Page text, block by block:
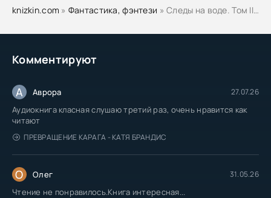
Комментируют
А Аврора 27.07.26
Аудиокнига класная слушаю третий раз, очень нравится как
читают
ПРЕВРАЩЕНИЕ КАРАГА - КАТЯ БРАНДИС
О Олег 31.05.26
Чтение не понравилось.Книга интересная...
knizkin.com » Фантастика, фэнтези » Следы на воде. Том II - Роман Суржиков